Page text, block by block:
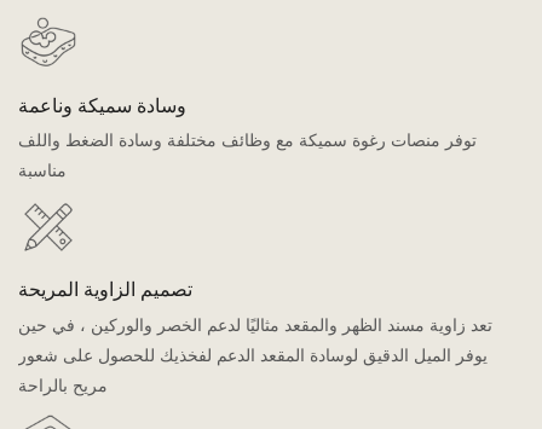
وسادة سميكة وناعمة
توفر منصات رغوة سميكة مع وظائف مختلفة وسادة الضغط واللف
مناسبة
تصميم الزاوية المريحة
تعد زاوية مسند الظهر والمقعد مثاليًا لدعم الخصر والوركين ، في حين
يوفر الميل الدقيق لوسادة المقعد الدعم لفخذيك للحصول على شعور
مريح بالراحة